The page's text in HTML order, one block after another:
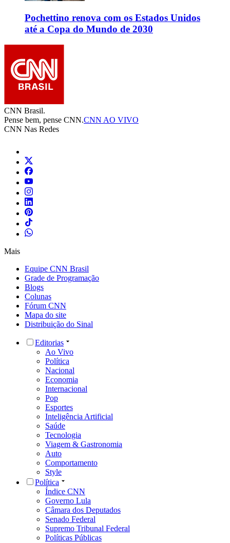
Pochettino renova com os Estados Unidos
até a Copa do Mundo de 2030
CNN Brasil.
Pense bem, pense CNN.CNN AO VIVO
CNN Nas Redes
Mais
Equipe CNN Brasil
Grade de Programação
Blogs
Colunas
Fórum CNN
Mapa do site
Distribuição do Sinal
Editorias
Ao Vivo
Política
Nacional
Economia
Internacional
Pop
Esportes
Inteligência Artificial
Saúde
Tecnologia
Viagem & Gastronomia
Auto
Comportamento
Style
Política
Índice CNN
Governo Lula
Câmara dos Deputados
Senado Federal
Supremo Tribunal Federal
Políticas Públicas